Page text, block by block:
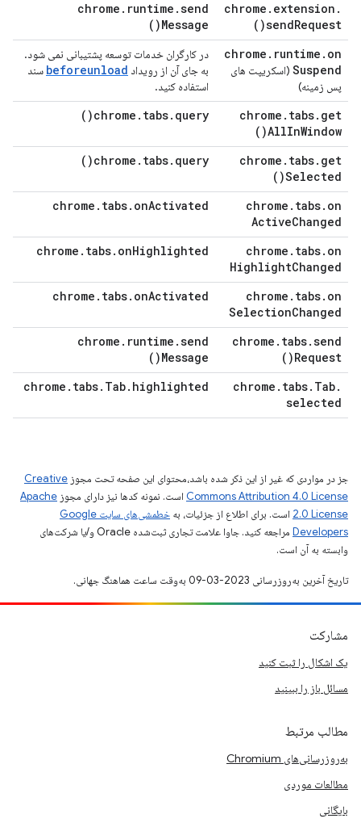
chrome . extension .
sendRequest(
)
chrome . runtime .send
Message(
)
chrome . runtime . on
Suspend (اسکریپت های
پس زمینه)
در کارگران خدمات توسعه پشتیبانی نمی شود.
به جای آن از رویداد beforeunload سند
استفاده کنید.
chrome . tabs. get
AllInWindow(
)
chrome . tabs. query(
)
chrome . tabs. get
Selected(
)
chrome . tabs. query(
)
chrome . tabs. on
ActiveChanged
chrome . tabs. onActivated
chrome . tabs. on
HighlightChanged
chrome . tabs. onHighlighted
chrome . tabs. on
SelectionChanged
chrome . tabs. onActivated
chrome . tabs.send
Request(
)
chrome . runtime .send
Message(
)
chrome . tabs. Tab.
selected
chrome . tabs. Tab. highlighted
جز در مواردی که غیر از این ذکر شده باشد،‌محتوای این صفحه تحت مجوز Creative
Commons Attribution 4.0 License است. نمونه کدها نیز دارای مجوز Apache
2.0 License است. برای اطلاع از جزئیات، به
خطمشی‌های سایت Google
Developers‏
مراجعه کنید. جاوا علامت تجاری ثبت‌شده Oracle و/یا شرکت‌های
وابسته به آن است.
تاریخ آخرین به‌روزرسانی 2023-03-09 به‌وقت ساعت هماهنگ جهانی.
مشارکت
یک اشکال را ثبت کنید
مسائل باز را ببینید
مطالب مرتبط
به‌روزرسانی‌های Chromium
مطالعات موردی
بایگانی